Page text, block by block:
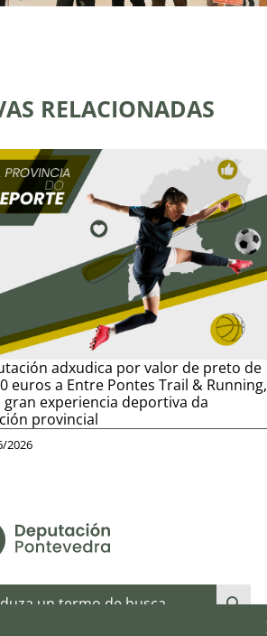
RELACIONADAS
adxudica por valor de preto de
euros a Entre Pontes Trail & Running,
gran experiencia deportiva da
provincial
2026